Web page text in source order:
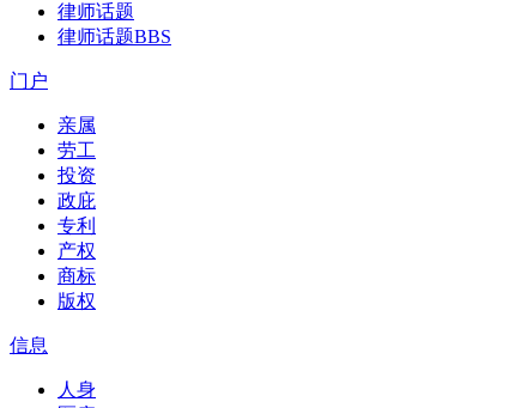
律师话题
律师话题BBS
门户
亲属
劳工
投资
政庇
专利
产权
商标
版权
信息
人身